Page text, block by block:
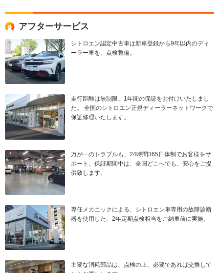
アフターサービス
シトロエン認定中古車は新車登録から9年以内のディ
ーラー車を、点検整備。
走行距離は無制限、1年間の保証をお付けいたしまし
た。 全国のシトロエン正規ディーラーネットワークで
保証修理いたします。
万が一のトラブルも、24時間365日体制でお客様をサ
ポート。保証期間中は、全国どこへでも、安心をご提
供致します。
専任メカニックによる、シトロエン車専用の故障診断
器を使用した、2年定期点検相当をご納車前に実施。
主要な消耗部品は、点検の上、必要であれば交換して